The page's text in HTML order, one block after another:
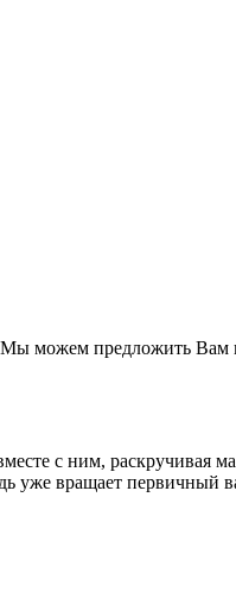
можем предложить Вам
с ним, раскручивая
уже вращает